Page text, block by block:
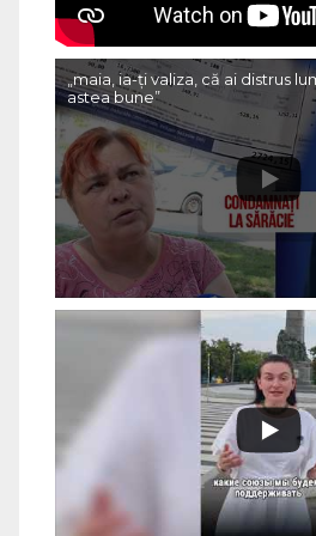
„maia, ia-ți valiza, că ai distrus
astea bune”